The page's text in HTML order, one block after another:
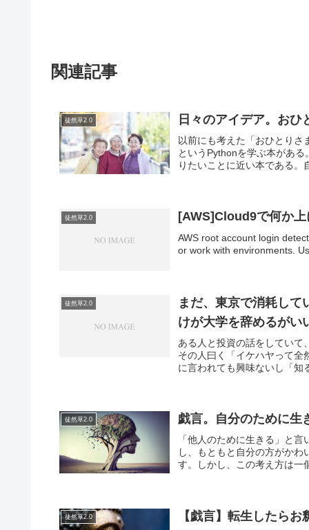
関連記事
徒然草2.0 日々のアイデア。おひ
以前にも考えた「おひとりさ
というPythonを学ぶ本があ
りたいことに近い本である。
徒然草2.0 [AWS]Cloud9で何か
AWS root account login
or work with environments.
徒然草2.0
まだ、東京で消耗して
けが大学を辞めるがい
ある人と投資の話をしていて
その人曰く「イケハヤって全
に言われても興味ないし「知
徒然草2.0 戯言。自分のために生
「他人のために生きる」と
し、もともと自分の方がかわ
す。しかし、この考え方は一
徒然草2.0 【戯言】転生したら